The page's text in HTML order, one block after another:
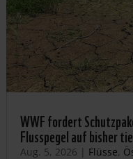
WWF fordert
Flusspegel auf bisher
Aug. 5, 2026 | Flüsse,